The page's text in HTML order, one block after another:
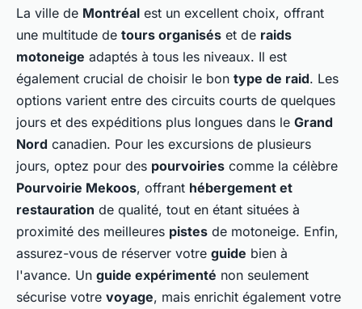
La ville de Montréal est un excellent choix, offrant
une multitude de tours organisés et de raids
motoneige adaptés à tous les niveaux. Il est
également crucial de choisir le bon type de raid. Les
options varient entre des circuits courts de quelques
jours et des expéditions plus longues dans le Grand
Nord canadien. Pour les excursions de plusieurs
jours, optez pour des pourvoiries comme la célèbre
Pourvoirie Mekoos, offrant hébergement et
restauration de qualité, tout en étant situées à
proximité des meilleures pistes de motoneige. Enfin,
assurez-vous de réserver votre guide bien à
l'avance. Un guide expérimenté non seulement
sécurise votre voyage, mais enrichit également votre